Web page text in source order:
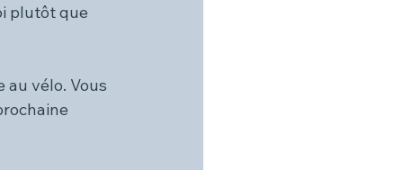
plutôt que
vélo. Vous